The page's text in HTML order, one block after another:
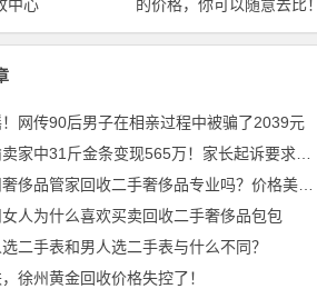
中心
的价格，你可以随意去比！
！网传90后男子在相亲过程中被骗了2039元
家中31斤金条变现565万！家长起诉要求返还不当得利！
侈品管家回收二手奢侈品专业吗？价格美丽吗？
人为什么喜欢买卖回收二手奢侈品包包
二手表和男人选二手表与什么不同？
徐州黄金回收价格失控了！